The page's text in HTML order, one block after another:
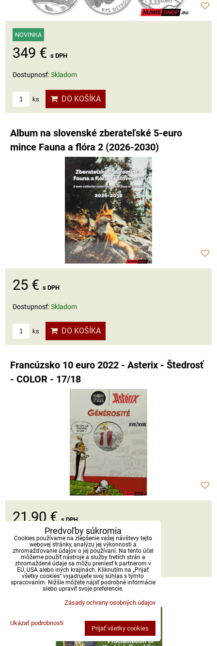
NOVINKA
349 € s DPH
Dostupnosť:Skladom
ks DO KOŠÍKA
Album na slovenské zberateľské 5-euro
mince Fauna a flóra 2 (2026-2030)
25 € s DPH
Dostupnosť:Skladom
ks DO KOŠÍKA
Francúzsko 10 euro 2022 - Asterix - Štedrosť
- COLOR - 17/18
21,90 €s DPH
Dostupnosť:Skladom
ks DO KOŠÍKA
Írsko sada 2016 - Republika
Predvoľby súkromia
Cookies používame na zlepšenie vašej návštevy tejto
webovej stránky, analýzu jej výkonnosti a
zhromažďovanie údajov o jej používaní. Na tento účel
môžeme použiť nástroje a služby tretích strán a
zhromaždené údaje sa môžu preniesť k partnerom v
EÚ, USA alebo iných krajinách. Kliknutím na „Prijať
všetky cookies“ vyjadrujete svoj súhlas s týmto
spracovaním. Nižšie môžete nájsť podrobné informácie
alebo upraviť svoje preferencie.
Zásady ochrany osobných údajov
Ukázať podrobnosti
Prijať všetky cookies